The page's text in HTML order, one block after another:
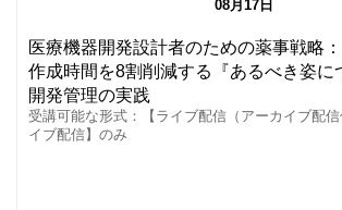
08月17日
医療機器開発設計者のための薬事戦略
作成時間を8割削減する『あるべき姿に
開発管理の実践
受講可能な形式：【ライブ配信（アーカイブ配
イブ配信】のみ